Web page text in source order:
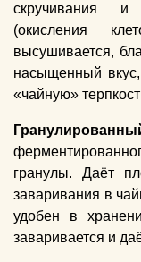
скручивания и
(окисления
высушивается,
насыщенный
«чайную»
гранулы. Даёт
заваривания в
удобен в
заваривается и